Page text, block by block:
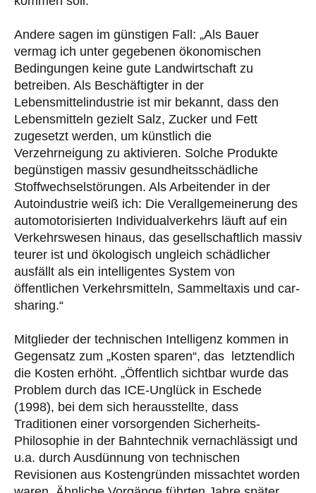
Andere sagen im günstigen Fall: „Als Bauer
vermag ich unter gegebenen ökonomischen
Bedingungen keine gute Landwirtschaft zu
betreiben. Als Beschäftigter in der
Lebensmittelindustrie ist mir bekannt, dass den
Lebensmitteln gezielt Salz, Zucker und Fett
zugesetzt werden, um künstlich die
Verzehrneigung zu aktivieren. Solche Produkte
begünstigen massiv gesundheitsschädliche
Stoffwechselstörungen. Als Arbeitender in der
Autoindustrie weiß ich: Die Verallgemeinerung des
automotorisierten Individualverkehrs läuft auf ein
Verkehrswesen hinaus, das gesellschaftlich massiv
teurer ist und ökologisch ungleich schädlicher
ausfällt als ein intelligentes System von
öffentlichen Verkehrsmitteln, Sammeltaxis und car-
sharing.“
Mitglieder der technischen Intelligenz kommen in
Gegensatz zum „Kosten sparen“, das letztendlich
die Kosten erhöht. „Öffentlich sichtbar wurde das
Problem durch das ICE-Unglück in Eschede
(1998), bei dem sich herausstellte, dass
Traditionen einer vorsorgenden Sicherheits-
Philosophie in der Bahntechnik vernachlässigt und
u.a. durch Ausdünnung von technischen
Revisionen aus Kostengründen missachtet worden